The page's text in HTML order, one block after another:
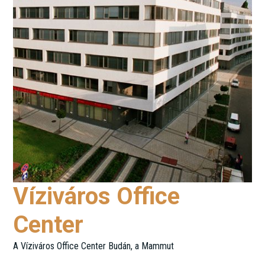
Víziváros Office
Center
A Víziváros Office Center Budán, a Mammut